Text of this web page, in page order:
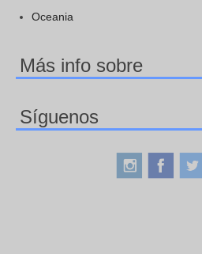
Oceania
Más info sobre
Síguenos